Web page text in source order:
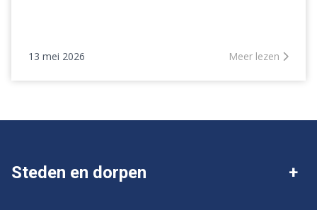
13 mei 2026 Meer lezen
Steden en dorpen